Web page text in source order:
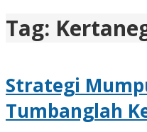
Tag:
Strategi
Tumbanglah